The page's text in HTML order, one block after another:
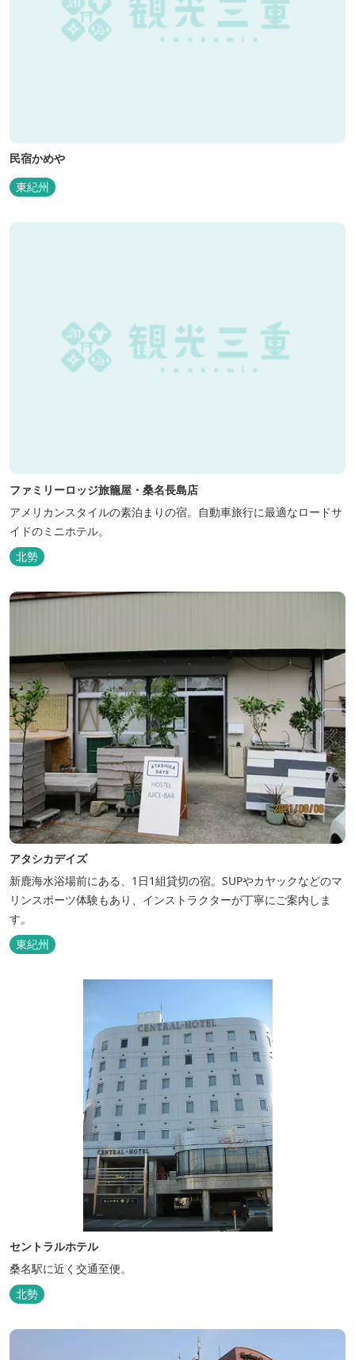
民宿かめや
東紀州
ファミリーロッジ旅籠屋・桑名長島店
アメリカンスタイルの素泊まりの宿。自動車旅行に最適なロードサ
イドのミニホテル。
北勢
アタシカデイズ
新鹿海水浴場前にある、1日1組貸切の宿。SUPやカヤックなどのマ
リンスポーツ体験もあり、インストラクターが丁寧にご案内しま
す。
東紀州
セントラルホテル
桑名駅に近く交通至便。
北勢